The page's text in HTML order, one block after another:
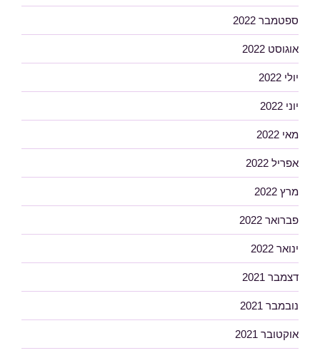
ספטמבר 2022
אוגוסט 2022
יולי 2022
יוני 2022
מאי 2022
אפריל 2022
מרץ 2022
פברואר 2022
ינואר 2022
דצמבר 2021
נובמבר 2021
אוקטובר 2021